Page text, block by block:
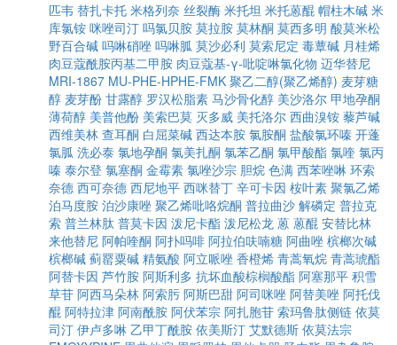
匹韦 替扎卡托 米格列奈 丝裂酶 米托坦 米托蒽醌 帽柱木碱 米
库氯铵 咪唑司汀 吗氯贝胺 莫拉胺 莫林酮 莫西多明 酸莫米松
野百合碱 吗啉硝唑 吗啉胍 莫沙必利 莫索尼定 毒蕈碱 月桂烯
肉豆蔻酰胺丙基二甲胺 肉豆蔻基-γ-吡啶啉氯化物 迈华替尼
MRI-1867 MU-PHE-HPHE-FMK 聚乙二醇(聚乙烯醇) 麦芽糖
醇 麦芽酚 甘露醇 罗汉松脂素 马沙骨化醇 美沙洛尔 甲地孕酮
薄荷醇 美普他酚 美索巴莫 灭多威 美托洛尔 西曲溴铵 藜芦碱
西维美林 查耳酮 白屈菜碱 西达本胺 氯胺酮 盐酸氯环嗪 开蓬
氯胍 洗必泰 氯地孕酮 氯美扎酮 氯苯乙酮 氯甲酸酯 氯喹 氯丙
嗪 泰尔登 氯塞酮 金霉素 氯唑沙宗 胆烷 色满 西苯唑啉 环索
奈德 西可奈德 西尼地平 西咪替丁 辛可卡因 桉叶素 聚氯乙烯
泊马度胺 泊沙康唑 聚乙烯吡咯烷酮 普拉曲沙 解磷定 普拉克
索 普兰林肽 普莫卡因 泼尼卡酯 泼尼松龙 蒽 蒽醌 安替比林
来他替尼 阿帕喹酮 阿扑吗啡 阿拉伯呋喃糖 阿曲唑 槟榔次碱
槟榔碱 蓟罂粟碱 精氨酸 阿立哌唑 香橙烯 青蒿氧烷 青蒿琥酯
阿替卡因 芦竹胺 阿斯利多 抗坏血酸棕榈酸酯 阿塞那平 积雪
草苷 阿西马朵林 阿索肟 阿斯巴甜 阿司咪唑 阿替美唑 阿托伐
醌 阿特拉津 阿南酰胺 阿伏苯宗 阿扎胞苷 索玛鲁肽侧链 依莫
司汀 伊卢多啉 乙甲丁酰胺 依美斯汀 艾默德斯 依莫法宗